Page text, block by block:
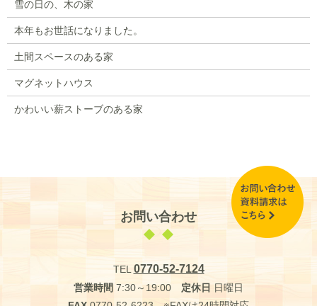
雪の日の、木の家
本年もお世話になりました。
土間スペースのある家
マグネットハウス
かわいい薪ストーブのある家
お問い合わせ
TEL0770-52-7124
営業時間 7:30～19:00 定休日 日曜日